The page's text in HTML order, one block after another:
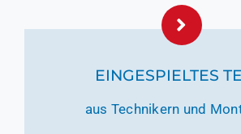
EINGESPIELTES
aus Technikern und